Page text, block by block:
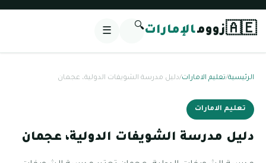
🇦🇪زوومالإمارات🔍
☰
الرئيسية/تعليم الامارات/دليل مدرسة الشويفات الدولية، عجمان
تعليم الامارات
دليل مدرسة الشويفات الدولية، عجمان